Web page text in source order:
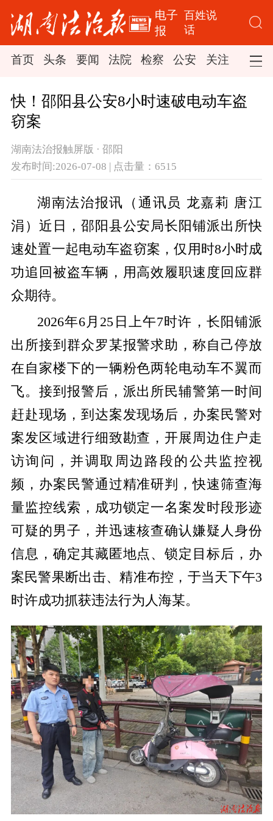
电子
报
百姓说
话
首页 头条 要闻 法院 检察 公安 关注 司法
快！邵阳县公安8小时速破电动车盗
窃案
湖南法治报触屏版 · 邵阳
发布时间:2026-07-08 | 点击量：6515
湖南法治报讯（通讯员 龙嘉莉 唐江
涓）近日，邵阳县公安局长阳铺派出所快
速处置一起电动车盗窃案，仅用时8小时成
功追回被盗车辆，用高效履职速度回应群
众期待。
2026年6月25日上午7时许，长阳铺派
出所接到群众罗某报警求助，称自己停放
在自家楼下的一辆粉色两轮电动车不翼而
飞。接到报警后，派出所民辅警第一时间
赶赴现场，到达案发现场后，办案民警对
案发区域进行细致勘查，开展周边住户走
访询问，并调取周边路段的公共监控视
频，办案民警通过精准研判，快速筛查海
量监控线索，成功锁定一名案发时段形迹
可疑的男子，并迅速核查确认嫌疑人身份
信息，确定其藏匿地点、锁定目标后，办
案民警果断出击、精准布控，于当天下午3
时许成功抓获违法行为人海某。